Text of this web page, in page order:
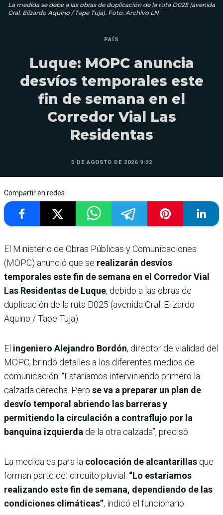
La medida se debe a las obras de duplicación de la ruta D025 (avenida
Gral. Elizardo Aquino / Tape Tuja). Foto: Archivo LN
PAÍS
Luque: MOPC anuncia
desvíos temporales este
fin de semana en el
Corredor Vial Las
Residentas
5 DE AGOSTO DE 2026 9:22
Compartir en redes
El Ministerio de Obras Públicas y Comunicaciones
(MOPC) anunció que se realizarán desvíos
temporales este fin de semana en el Corredor Vial
Las Residentas de Luque, debido a las obras de
duplicación de la ruta D025 (avenida Gral. Elizardo
Aquino / Tape Tuja).
El ingeniero Alejandro Bordón, director de vialidad del
MOPC, brindó detalles a los diferentes medios de
comunicación. “Estaríamos interviniendo primero la
calzada derecha. Pero se va a preparar un plan de
desvío temporal abriendo las barreras y
permitiendo la circulación a contraflujo por la
banquina izquierda de la otra calzada”, precisó.
La medida es para la colocación de alcantarillas que
forman parte del circuito pluvial. “Lo estaríamos
realizando este fin de semana, dependiendo de las
condiciones climáticas”, indicó el funcionario.